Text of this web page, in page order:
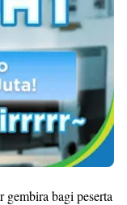
gembira bagi peserta